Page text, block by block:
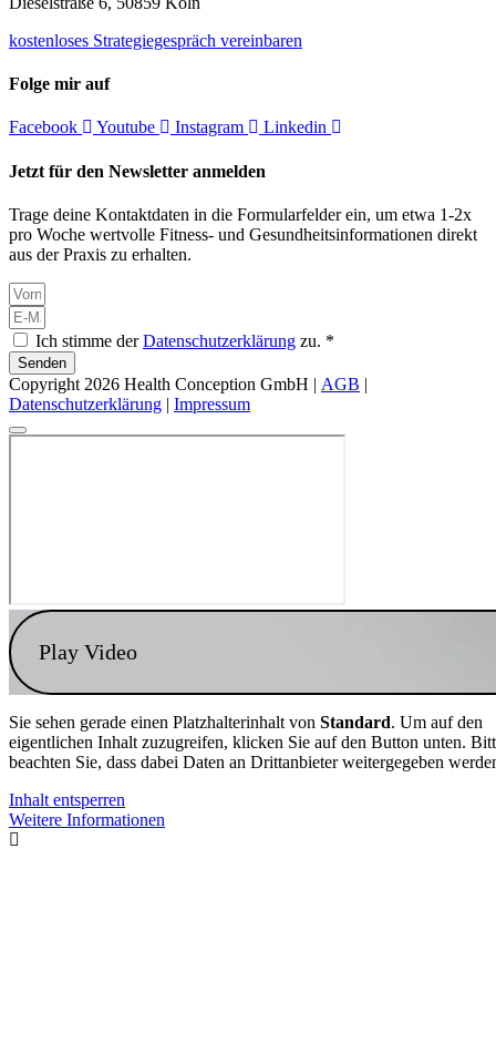
kostenloses Strategiegespräch vereinbaren
Folge mir auf
Facebook Youtube Instagram Linkedin
Jetzt für den Newsletter anmelden
Trage deine Kontaktdaten in die Formularfelder ein, um etwa 1-2x
pro Woche wertvolle Fitness- und Gesundheitsinformationen direkt
aus der Praxis zu erhalten.
Ich stimme derDatenschutzerklärung zu. *
Senden
Copyright 2026 Health Conception GmbH | AGB |
Datenschutzerklärung | Impressum
Play Video
Sie sehen gerade einen Platzhalterinhalt von Standard. Um auf den
eigentlichen Inhalt zuzugreifen, klicken Sie auf den Button unten.
beachten Sie, dass dabei Daten an Drittanbieter weitergegeben
Inhalt entsperren
Weitere Informationen